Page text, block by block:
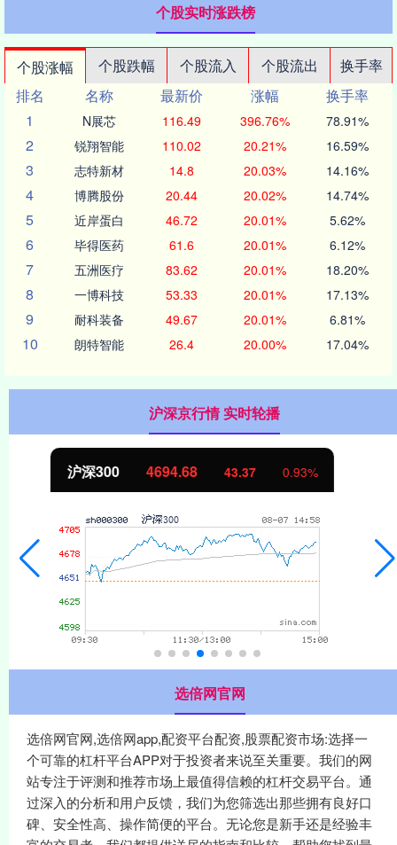
个股实时涨跌榜
个股涨幅 个股跌幅 个股流入 个股流出
换手率
排名
名称 最新价 涨幅
换手率
1
N展芯 116.49 396.76% 78.91%
2 锐翔智能 110.02 20.21% 16.59%
3 志特新材 14.8 20.03% 14.16%
4 博腾股份 20.44 20.02% 14.74%
5 近岸蛋白 46.72 20.01% 5.62%
6 毕得医药 61.6 20.01% 6.12%
7 五洲医疗 83.62 20.01% 18.20%
8 一博科技 53.33 20.01% 17.13%
9 耐科装备 49.67 20.01% 6.81%
10 朗特智能 26.4 20.00% 17.04%
沪深京行情 实时轮播
北证50 1134.18 11.30 1.01%
选倍网官网
选倍网官网,选倍网app,配资平台配资,股票配资市场:选择一
个可靠的杠杆平台APP对于投资者来说至关重要。我们的网
站专注于评测和推荐市场上最值得信赖的杠杆交易平台。通
过深入的分析和用户反馈，我们为您筛选出那些拥有良好口
碑、安全性高、操作简便的平台。无论您是新手还是经验丰